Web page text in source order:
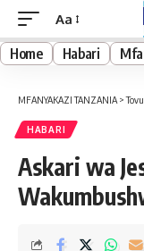
Font
Resizer
Aa
Home Habari
MFANYAKAZI TANZANIA >
HABARI
Askari wa